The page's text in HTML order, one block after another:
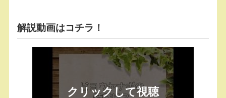
解説動画はコチラ！